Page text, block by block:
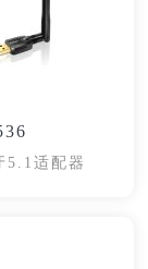
5.1适配器